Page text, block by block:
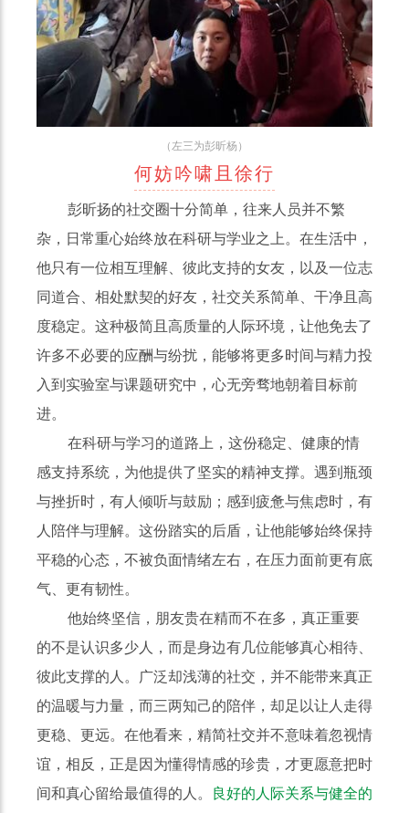
（左三为彭昕杨）
何妨吟啸且徐行
彭昕扬的社交圈十分简单，往来人员并不繁
杂，日常重心始终放在科研与学业之上。在生活中，
他只有一位相互理解、彼此支持的女友，以及一位志
同道合、相处默契的好友，社交关系简单、干净且高
度稳定。这种极简且高质量的人际环境，让他免去了
许多不必要的应酬与纷扰，能够将更多时间与精力投
入到实验室与课题研究中，心无旁骛地朝着目标前
进。
在科研与学习的道路上，这份稳定、健康的情
感支持系统，为他提供了坚实的精神支撑。遇到瓶颈
与挫折时，有人倾听与鼓励；感到疲惫与焦虑时，有
人陪伴与理解。这份踏实的后盾，让他能够始终保持
平稳的心态，不被负面情绪左右，在压力面前更有底
气、更有韧性。
他始终坚信，朋友贵在精而不在多，真正重要
的不是认识多少人，而是身边有几位能够真心相待、
彼此支撑的人。广泛却浅薄的社交，并不能带来真正
的温暖与力量，而三两知己的陪伴，却足以让人走得
更稳、更远。在他看来，精简社交并不意味着忽视情
谊，相反，正是因为懂得情感的珍贵，才更愿意把时
间和真心留给最值得的人。
良好的人际关系与健全的